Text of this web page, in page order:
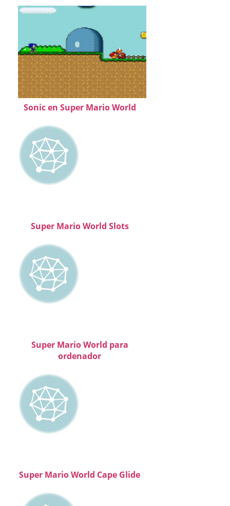
Sonic en Super Mario World
Super Mario World Slots
Super Mario World para
ordenador
Super Mario World Cape Glide